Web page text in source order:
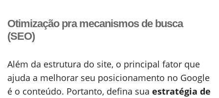
Otimização pra mecanismos de busca
(SEO)
Além da estrutura do site, o principal fator que
ajuda a melhorar seu posicionamento no Google
é o conteúdo. Portanto, defina sua estratégia de